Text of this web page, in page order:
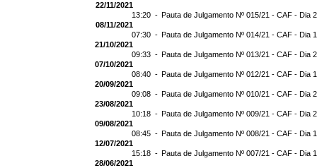
22/11/2021
13:20 - Pauta de Julgamento Nº 015/21 - CAF - Dia
08/11/2021
07:30 - Pauta de Julgamento Nº 014/21 - CAF - Dia
21/10/2021
09:33 - Pauta de Julgamento Nº 013/21 - CAF - Dia
07/10/2021
08:40 - Pauta de Julgamento Nº 012/21 - CAF - Dia
20/09/2021
09:08 - Pauta de Julgamento Nº 010/21 - CAF - Dia
23/08/2021
10:18 - Pauta de Julgamento Nº 009/21 - CAF - Dia
09/08/2021
08:45 - Pauta de Julgamento Nº 008/21 - CAF - Dia
12/07/2021
15:18 - Pauta de Julgamento Nº 007/21 - CAF - Dia
28/06/2021